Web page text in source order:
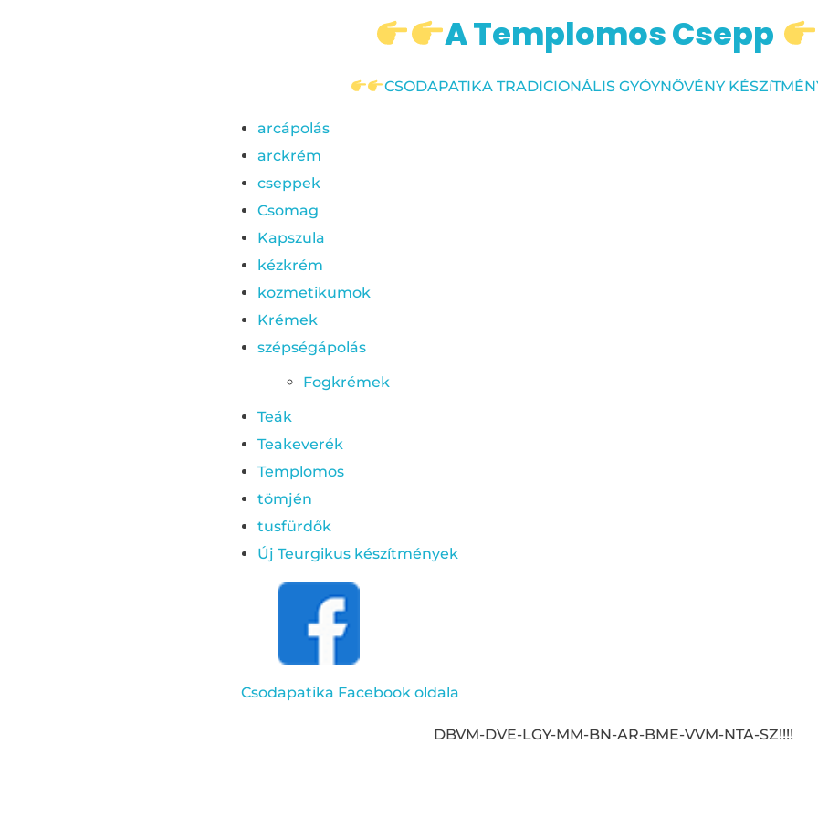
A Templomos Csepp
CSODAPATIKA TRADICIONÁLIS GYÓYNŐVÉNY
arcápolás
arckrém
cseppek
Csomag
Kapszula
kézkrém
kozmetikumok
Krémek
szépségápolás
Fogkrémek
Teák
Teakeverék
Templomos
tömjén
tusfürdők
Új Teurgikus készítmények
Csodapatika Facebook oldala
DBVM-DVE-LGY-MM-BN-AR-BME-VVM-NTA-SZ!!!!